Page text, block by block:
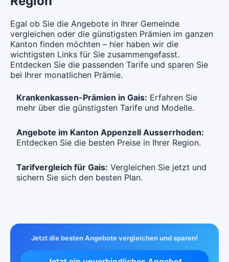
Standard Modell:
Ohne Unfalldeckung:
CHF 156.65
Mit Unfalldeckung: CHF 165.15
Hausarzt Modell:
Ohne Unfalldeckung:
CHF 147.15
Mit Unfalldeckung: CHF 155.15
Standard Modell:
Ohne Unfalldeckung:
CHF 162.15
Egal ob Sie die Angebote in Ihrer Gemeinde
vergleichen oder die günstigsten Prämien im ganzen
Kanton finden möchten – hier haben wir die
wichtigsten Links für Sie zusammengefasst.
Entdecken Sie die passenden Tarife und sparen Sie
bei Ihrer monatlichen Prämie.
Krankenkassen-Prämien in Gais: Erfahren Sie
mehr über die günstigsten Tarife und Modelle.
Angebote im Kanton Appenzell Ausserrhoden:
Entdecken Sie die besten Preise in Ihrer Region.
Tarifvergleich für Gais: Vergleichen Sie jetzt und
sichern Sie sich den besten Plan.
Jetzt die besten Angebote vergleichen und sparen!